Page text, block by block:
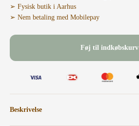
➢ Fysisk butik i Aarhus
➢ Nem betaling med Mobilepay
Føj til indkøbskurv
Beskrivelse